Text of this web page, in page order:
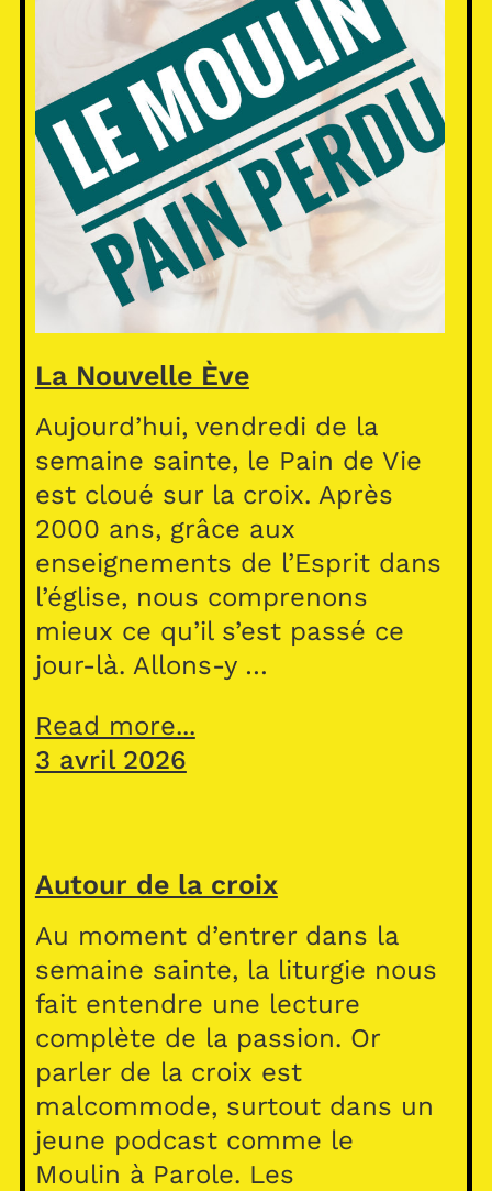
La Nouvelle Ève
Aujourd’hui, vendredi de la
semaine sainte, le Pain de Vie
est cloué sur la croix. Après
2000 ans, grâce aux
enseignements de l’Esprit dans
l’église, nous comprenons
mieux ce qu’il s’est passé ce
jour-là. Allons-y …
Read more...
3 avril 2026
Autour de la croix
Au moment d’entrer dans la
semaine sainte, la liturgie nous
fait entendre une lecture
complète de la passion. Or
parler de la croix est
malcommode, surtout dans un
jeune podcast comme le
Moulin à Parole. Les